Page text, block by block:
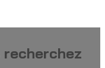
recherchez